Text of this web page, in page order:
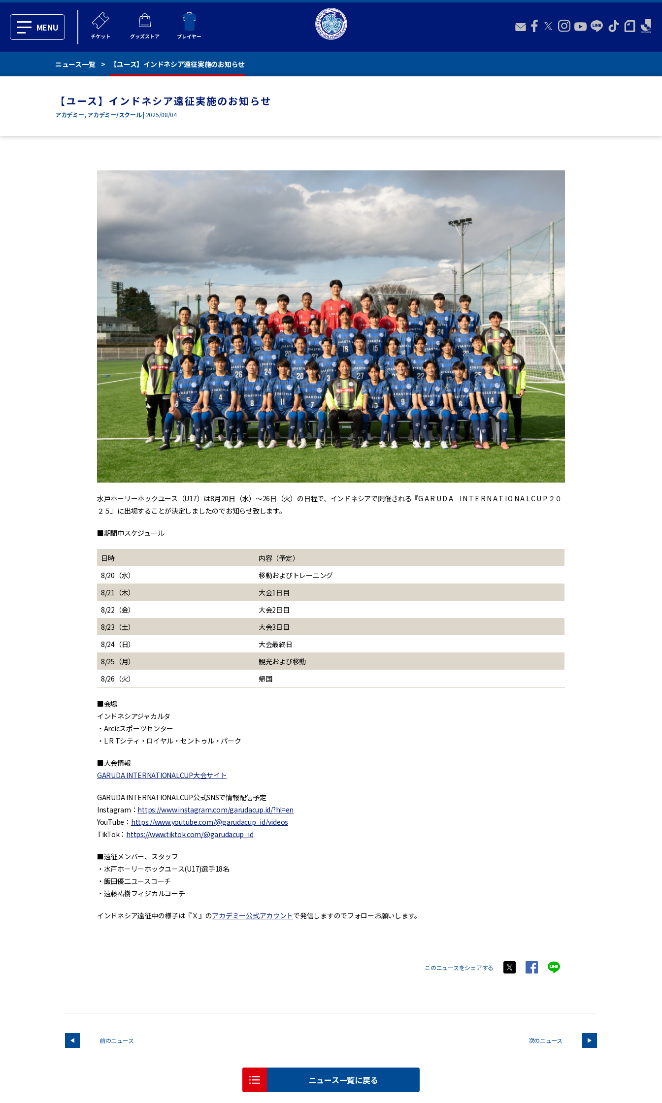
MENU
ニュース一覧 【ユース】インドネシア遠征実施のお知らせ
【ユース】インドネシア遠征実施のお知らせ
アカデミー, アカデミー/スクール| 2025/08/04
水戸ホーリーホックユース（U17）は8月20日（水）〜26日（火）の日程で、インドネシアで開催される『G A R U D A I N T E R N A T I O N A L C U P ２０
２５』に出場することが決定しましたのでお知らせ致します。
■期間中スケジュール
日時
内容（予定）
8/20（水）
移動およびトレーニング
8/21（木）
大会1日目
8/22（金）
大会2日目
8/23（土）
大会3日目
8/24（日）
大会最終日
8/25（月）
観光および移動
8/26（火）
帰国
■会場
インドネシアジャカルタ
・Arcicスポーツセンター
・L R Tシティ・ロイヤル・セントゥル・パーク
■大会情報
GARUDA INTERNATIONALCUP大会サイト
GARUDA INTERNATIONALCUP公式SNSで情報配信予定
Instagram： https://www.instagram.com/garudacup.id/?hl=en
YouTube： https://www.youtube.com/@garudacup_id/videos
TikTok： https://www.tiktok.com/@garudacup_id
■遠征メンバー、スタッフ
・水戸ホーリーホックユース(U17)選手18名
・飯田優二ユースコーチ
・遠藤祐樹フィジカルコーチ
インドネシア遠征中の様子は『Ｘ』のアカデミー公式アカウントで発信しますのでフォローお願いします。
このニュースをシェアする
前のニュース 次のニュース
ニュース一覧に戻る